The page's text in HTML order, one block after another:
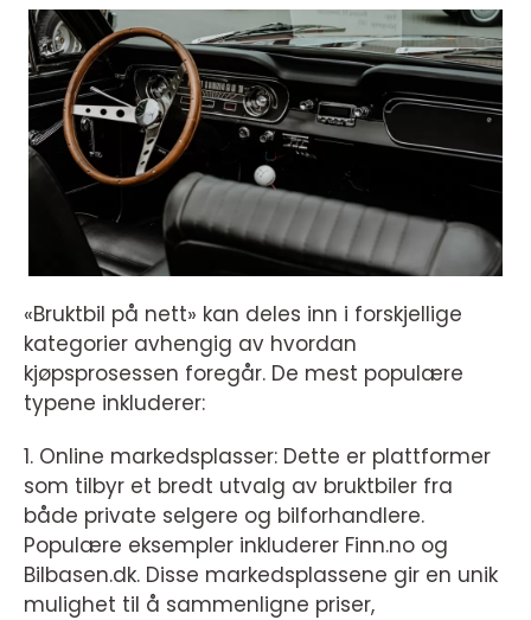
«Bruktbil på nett» kan deles inn i forskjellige
kategorier avhengig av hvordan
kjøpsprosessen foregår. De mest populære
typene inkluderer:
1. Online markedsplasser: Dette er plattformer
som tilbyr et bredt utvalg av bruktbiler fra
både private selgere og bilforhandlere.
Populære eksempler inkluderer Finn.no og
Bilbasen.dk. Disse markedsplassene gir en unik
mulighet til å sammenligne priser,